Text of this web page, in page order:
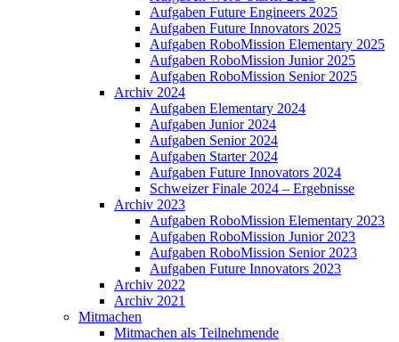
Aufgaben Future Engineers 2025
Aufgaben Future Innovators 2025
Aufgaben RoboMission Elementary 2025
Aufgaben RoboMission Junior 2025
Aufgaben RoboMission Senior 2025
Archiv 2024
Aufgaben Elementary 2024
Aufgaben Junior 2024
Aufgaben Senior 2024
Aufgaben Starter 2024
Aufgaben Future Innovators 2024
Schweizer Finale 2024 – Ergebnisse
Archiv 2023
Aufgaben RoboMission Elementary 2023
Aufgaben RoboMission Junior 2023
Aufgaben RoboMission Senior 2023
Aufgaben Future Innovators 2023
Archiv 2022
Archiv 2021
Mitmachen
Mitmachen als Teilnehmende